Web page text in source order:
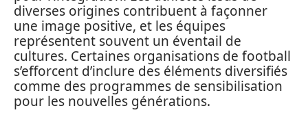
diverses origines contribuent à façonner
une image positive, et les équipes
représentent souvent un éventail de
cultures. Certaines organisations de football
s’efforcent d’inclure des éléments diversifiés
comme des programmes de sensibilisation
pour les nouvelles générations.